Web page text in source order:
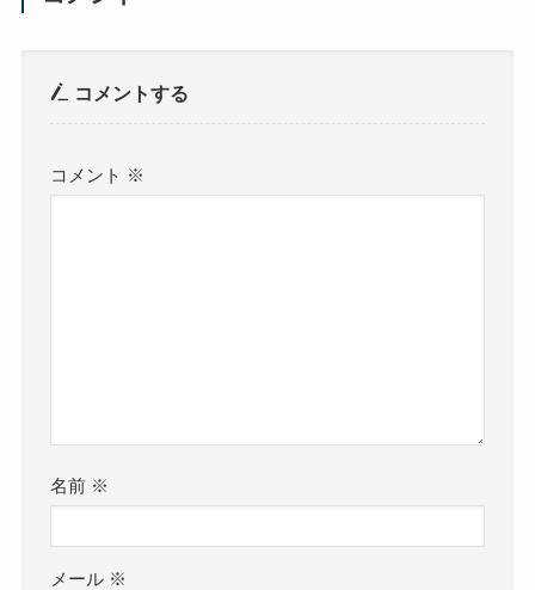
コメントする
コメント ※
名前 ※
メール ※